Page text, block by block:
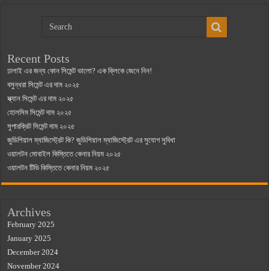
Recent Posts
ঢালাই এর জন্য কোন সিমেন্ট ভালো? এক ক্লিকে জেনে নিন!
বসুন্ধরা সিমেন্ট এর দাম ২০২৫
স্ক্যান সিমেন্ট এর দাম ২০২৫
হোলসিম সিমেন্ট দাম ২০২৫
সুপারক্রিট সিমেন্ট দাম ২০২৫
জুডিশিয়াল ম্যাজিস্ট্রেট কি? জুডিশিয়াল ম্যাজিস্ট্রেট এর সুযোগ সুবিধা
ওয়ালটন মোবাইল কিস্তিতে কেনার নিয়ম ২০২৫
ওয়ালটন টিভি কিস্তিতে কেনার নিয়ম ২০২৫
Archives
February 2025
January 2025
December 2024
November 2024